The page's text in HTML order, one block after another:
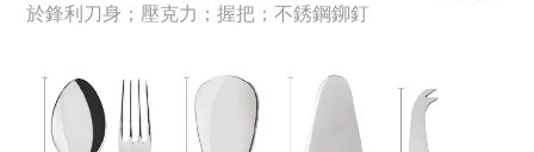
於鋒利刀身 ；壓克力 ；握把 ； 不銹鋼鉚釘